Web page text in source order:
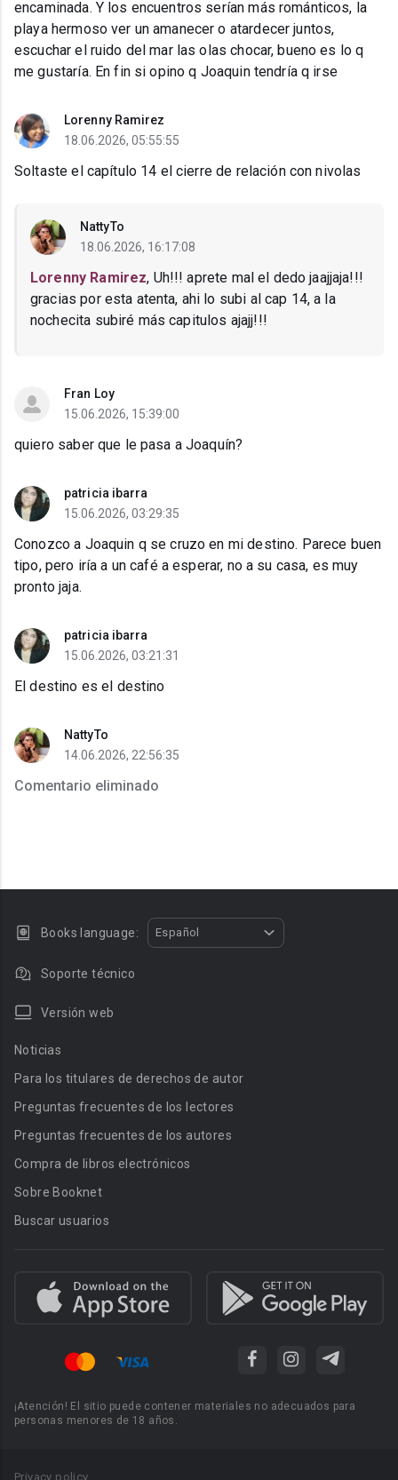
encaminada. Y los encuentros serían más románticos, la
playa hermoso ver un amanecer o atardecer juntos,
escuchar el ruido del mar las olas chocar, bueno es lo q
me gustaría. En fin si opino q Joaquin tendría q irse
Lorenny Ramirez
18.06.2026, 05:55:55
Soltaste el capítulo 14 el cierre de relación con nivolas
NattyTo
18.06.2026, 16:17:08
Lorenny Ramirez, Uh!!! aprete mal el dedo jaajjaja!!!
gracias por esta atenta, ahi lo subi al cap 14, a la
nochecita subiré más capitulos ajajj!!!
Fran Loy
15.06.2026, 15:39:00
quiero saber que le pasa a Joaquín?
patricia ibarra
15.06.2026, 03:29:35
Conozco a Joaquin q se cruzo en mi destino. Parece buen
tipo, pero iría a un café a esperar, no a su casa, es muy
pronto jaja.
patricia ibarra
15.06.2026, 03:21:31
El destino es el destino
NattyTo
14.06.2026, 22:56:35
Comentario eliminado
Books language: Español
Soporte técnico
Versión web
Noticias
Para los titulares de derechos de autor
Preguntas frecuentes de los lectores
Preguntas frecuentes de los autores
Compra de libros electrónicos
Sobre Booknet
Buscar usuarios
¡Atención! El sitio puede contener materiales no adecuados para
personas menores de 18 años.
Privacy policy